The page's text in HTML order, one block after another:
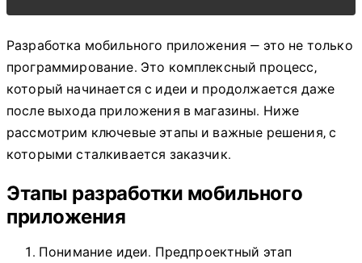
Разработка мобильного приложения — это не только
программирование. Это комплексный процесс,
который начинается с идеи и продолжается даже
после выхода приложения в магазины. Ниже
рассмотрим ключевые этапы и важные решения, с
которыми сталкивается заказчик.
Этапы разработки мобильного
приложения
Понимание идеи. Предпроектный этап